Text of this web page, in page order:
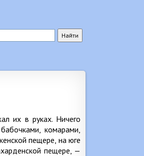
их в руках. Ничего
комарами,
пещере, на юге
пещере, —